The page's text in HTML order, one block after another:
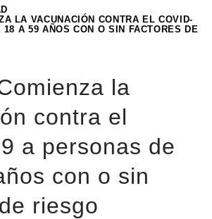
LA VACUNACIÓN CONTRA EL COVID-
A 59 AÑOS CON O SIN FACTORES DE
la
contra el
a personas de
con o sin
riesgo